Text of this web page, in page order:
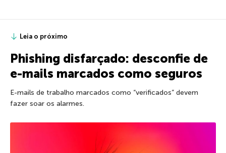
Leia o próximo
Phishing disfarçado: desconfie de
e-mails marcados como seguros
E-mails de trabalho marcados como “verificados” devem
fazer soar os alarmes.